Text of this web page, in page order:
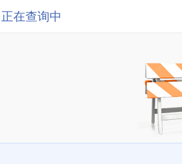
正在查询中